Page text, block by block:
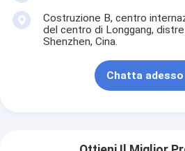
Costruzione B, centro
del centro di Longgang,
Shenzhen, Cina.
Chatta adesso